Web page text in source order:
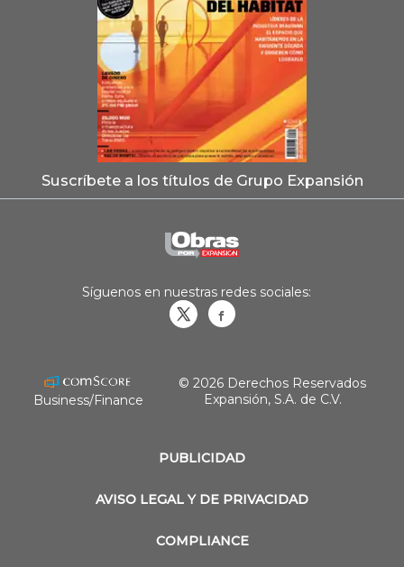
Suscríbete a los títulos de Grupo Expansión
PUBLICIDAD
AVISO LEGAL Y DE PRIVACIDAD
COMPLIANCE
Síguenos en nuestras redes sociales:
Business/Finance
© 2026 Derechos Reservados
Expansión, S.A. de C.V.